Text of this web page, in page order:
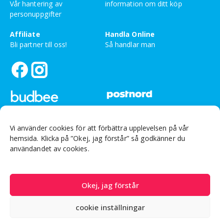
Vi använder cookies för att förbättra upplevelsen på vår
hemsida. Klicka på ”Okej, jag förstår” så godkänner du
användandet av cookies.
Okej, jag förstår
cookie inställningar
Vår hantering av
personuppgifter
information om ditt köp
Affiliate
Bli partner till oss!
Handla Online
Så handlar man
Ej besöksadress
Sandsborgsvägen 48, 12233 Enskede
Org nr: 559226-3999